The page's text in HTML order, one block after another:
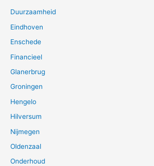
Duurzaamheid
Eindhoven
Enschede
Financieel
Glanerbrug
Groningen
Hengelo
Hilversum
Nijmegen
Oldenzaal
Onderhoud